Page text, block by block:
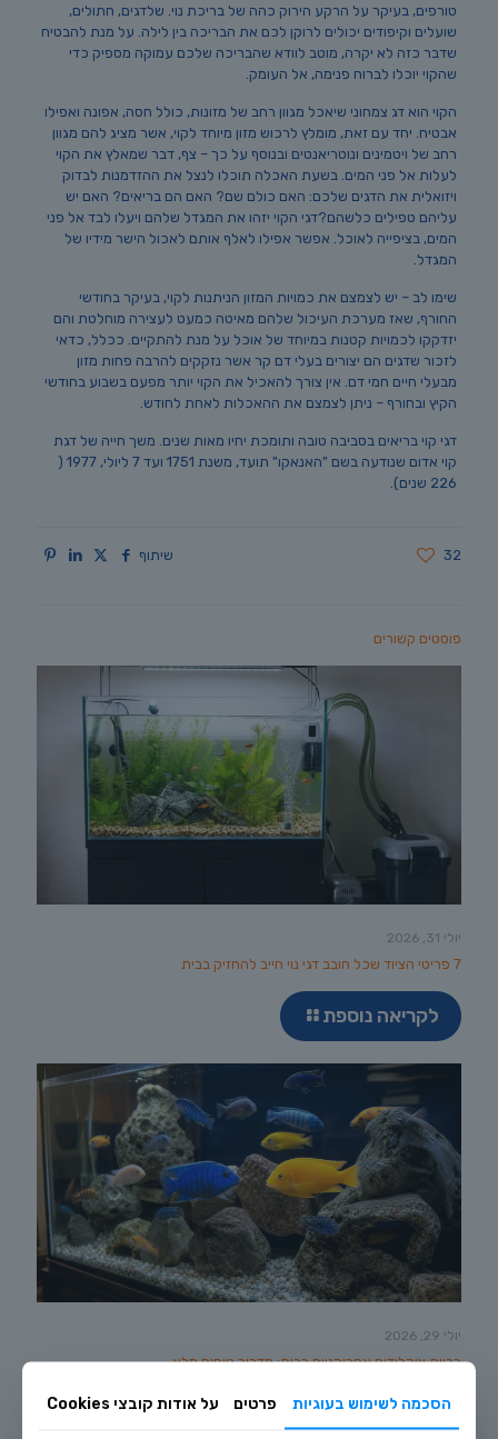
טורפים, בעיקר על הרקע הירוק כהה של בריכת נוי. שלדגים, חתולים,
שועלים וקיפודים יכולים לרוקן לכם את הבריכה בין לילה. על מנת להבטיח
שדבר כזה לא יקרה, מוטב לוודא שהבריכה שלכם עמוקה מספיק כדי
שהקוי יוכלו לברוח פנימה, אל העומק.
הקוי הוא דג צמחוני שיאכל מגוון רחב של מזונות, כולל חסה, אפונה ואפילו
אבטיח. יחד עם זאת, מומלץ לרכוש מזון מיוחד לקוי, אשר מציג להם מגוון
רחב של ויטמינים ונוטריאנטים ובנוסף על כך – צף, דבר שמאלץ את הקוי
לעלות אל פני המים. בשעת האכלה תוכלו לנצל את ההזדמנות לבדוק
ויזואלית את הדגים שלכם: האם כולם שם? האם הם בריאים? האם יש
עליהם טפילים כלשהם?דגי הקוי יזהו את המגדל שלהם ויעלו לבד אל פני
המים, בציפייה לאוכל. אפשר אפילו לאלף אותם לאכול הישר מידיו של
המגדל.
שימו לב – יש לצמצם את כמויות המזון הניתנות לקוי, בעיקר בחודשי
החורף, שאז מערכת העיכול שלהם מאיטה כמעט לעצירה מוחלטת והם
יזדקקו לכמויות קטנות במיוחד של אוכל על מנת להתקיים. ככלל, כדאי
לזכור שדגים הם יצורים בעלי דם קר אשר נזקקים להרבה פחות מזון
מבעלי חיים חמי דם. אין צורך להאכיל את הקוי יותר מפעם בשבוע בחודשי
הקיץ ובחורף – ניתן לצמצם את ההאכלות לאחת לחודש.
דגי קוי בריאים בסביבה טובה ותומכת יחיו מאות שנים. משך חייה של דגת
קוי אדום שנודעה בשם "האנאקו" תועד, משנת 1751 ועד 7 ליולי, 1977 (
226 שנים).
שיתוף 32
פוסטים קשורים
יולי 31, 2026
7 פריטי הציוד שכל חובב דגי נוי חייב להחזיק בבית
לקריאה נוספת
יולי 29, 2026
רביית ציקלידים אפריקניים בבית: מדריך טיפוח מלא
לקריאה נוספת
הסכמה לשימוש בעוגיות פרטים על אודות קובצי Cookies